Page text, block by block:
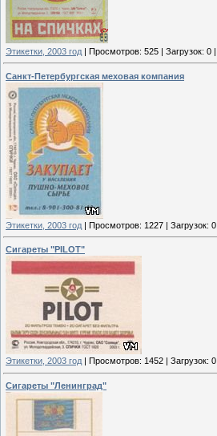
Этикетки, 2003 год | Просмотров: 525 | Загрузок: 0 |
Санкт-Петербургская меховая компания
Этикетки, 2003 год | Просмотров: 1227 | Загрузок: 0
Сигареты "PILOT"
Этикетки, 2003 год Просмотров: 1452 Загрузок: 0
Сигареты "Ленинград"